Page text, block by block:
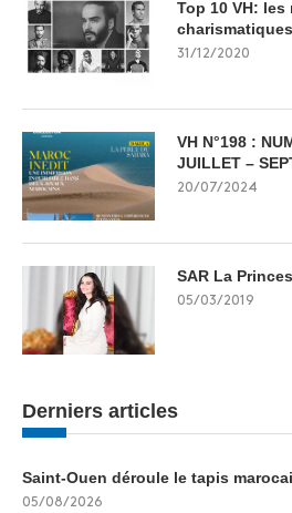
Top 10 VH:
31/12/2020
VH N°198 :
JUILLET –
20/07/2024
SAR La
05/03/2019
Derniers articles
Saint-Ouen déroule le tapis
05/08/2026